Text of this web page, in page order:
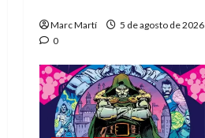
Marc Martí
5 de agosto de 2026
0